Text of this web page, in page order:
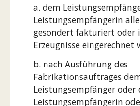
a. dem
Leistungsempfängerin
gesondert fakturiert oder
Erzeugnisse eingerechnet
b. nach Ausführung des
Fabrikationsauftrages
Leistungsempfänger oder
Leistungsempfängerin